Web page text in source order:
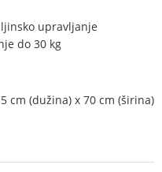
upravljanje
do 30 kg
cm (dužina) x 70 cm (širina)